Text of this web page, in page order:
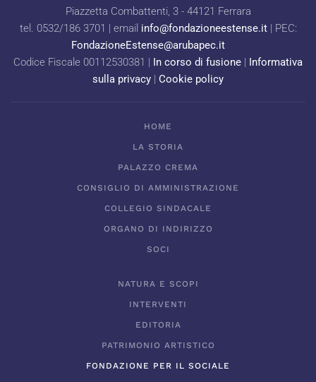
Piazzetta Combattenti, 3 - 44121 Ferrara
tel. 0532/186 3701 | email info@fondazioneestense.it| PEC:
FondazioneEstense@arubapec.it
Codice Fiscale 00112530381 | In corso di fusione | Informativa
sulla privacy | Cookie policy
HOME
LA STORIA
PALAZZO CREMA
CONSIGLIO DI AMMINISTRAZIONE
COLLEGIO SINDACALE
ORGANO DI INDIRIZZO
SOCI
NATURA E SCOPI
INTERVENTI
EDITORIA
PATRIMONIO ARTISTICO
FONDAZIONE PER IL SOCIALE